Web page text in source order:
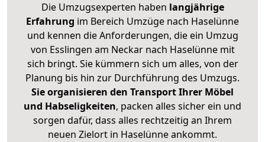
Die Umzugsexperten haben langjährige
Erfahrung im Bereich Umzüge nach Haselünne
und kennen die Anforderungen, die ein Umzug
von Esslingen am Neckar nach Haselünne mit
sich bringt. Sie kümmern sich um alles, von der
Planung bis hin zur Durchführung des Umzugs.
Sie organisieren den Transport Ihrer Möbel
und Habseligkeiten, packen alles sicher ein und
sorgen dafür, dass alles rechtzeitig an Ihrem
neuen Zielort in Haselünne ankommt.